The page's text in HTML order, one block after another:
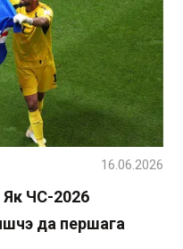
ЧС-2026
да першага
16.06.2026